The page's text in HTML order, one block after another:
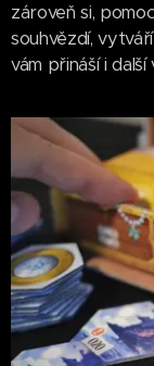
zároveň si,
souhvězdí,
vám přináší i další